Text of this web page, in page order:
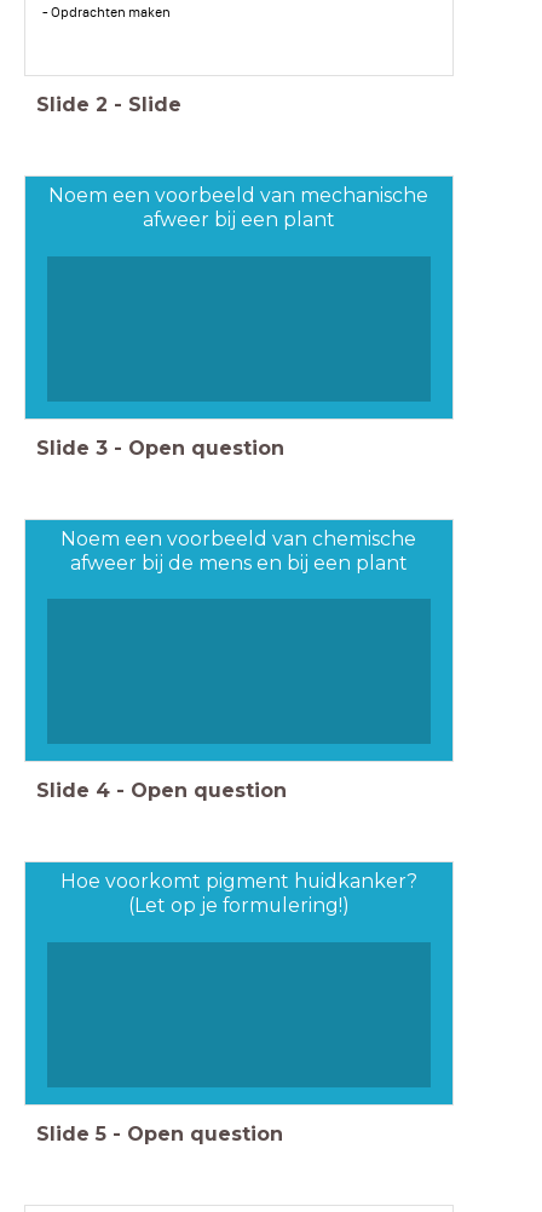
- Opdrachten maken
Slide 2 - Slide
Noem een voorbeeld van mechanische
afweer bij een plant
Slide 3 - Open question
Noem een voorbeeld van chemische
afweer bij de mens en bij een plant
Slide 4 - Open question
Hoe voorkomt pigment huidkanker?
(Let op je formulering!)
Slide 5 - Open question